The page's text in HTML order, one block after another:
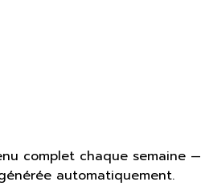
complet chaque semaine —
automatiquement.